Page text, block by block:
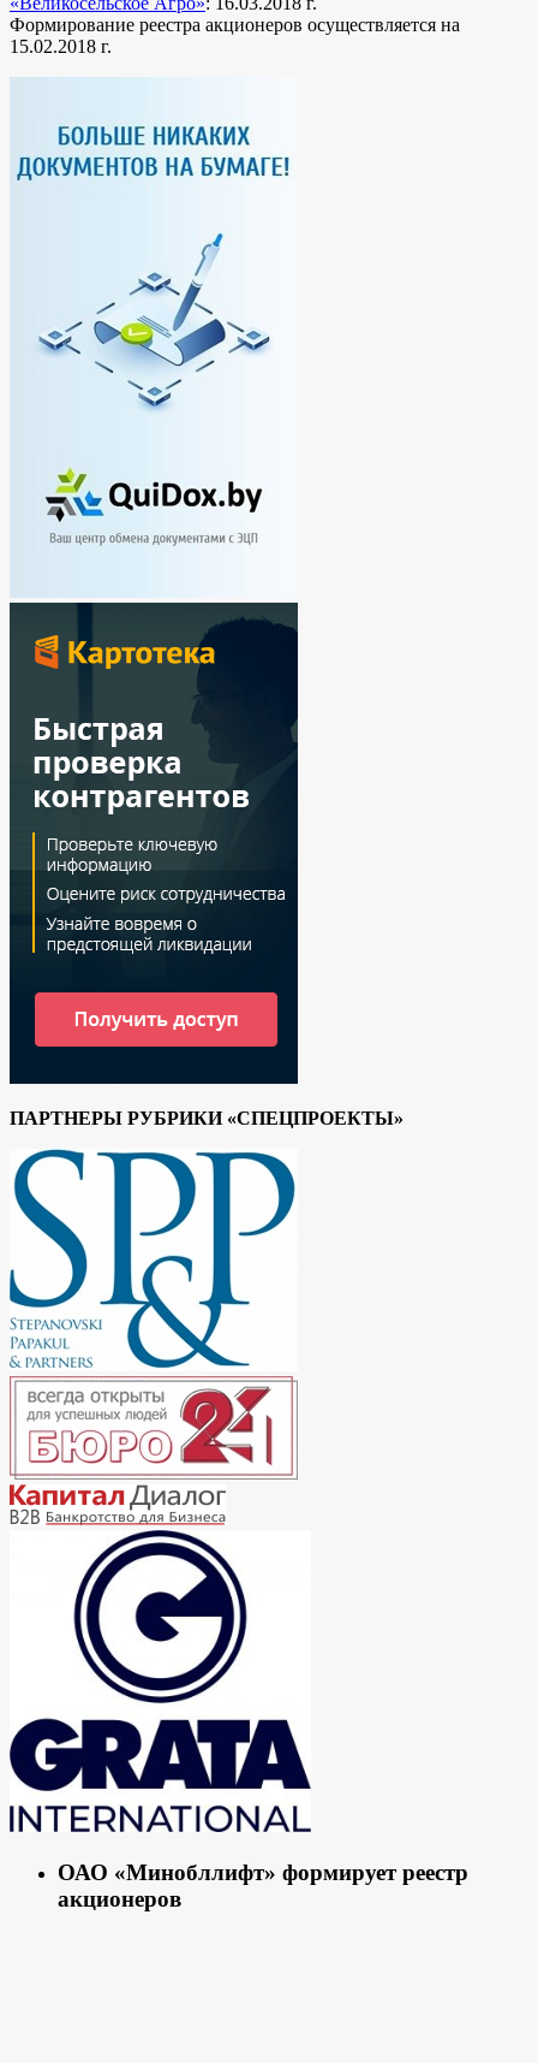
Формирование реестра акционеров осуществляется на
15.02.2018 г.
ПАРТНЕРЫ РУБРИКИ «СПЕЦПРОЕКТЫ»
ОАО «Минобллифт» формирует реестр
акционеров